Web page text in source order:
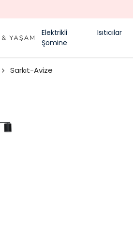
Elektrikli
Şömine
Isıtıcılar
Sarkıt-Avize